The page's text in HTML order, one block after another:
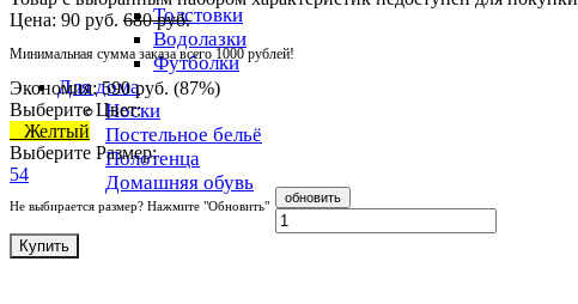
Толстовки
Водолазки
Футболки
Для дома
Носки
Постельное бельё
Полотенца
Домашняя обувь
Цена: 90 руб. 680 руб.
Минимальная сумма заказа всего 1000 рублей!
Экономия:590 руб. (87%)
Выберите Цвет:
Желтый
Выберите Размер:
54
Не выбирается размер? Нажмите "Обновить"
Купить